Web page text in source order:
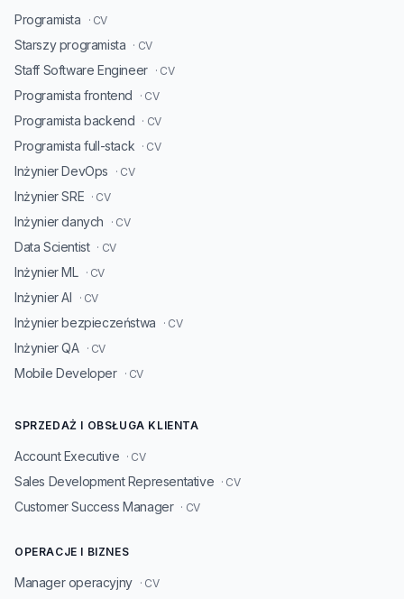
Programista · CV
Starszy programista · CV
Staff Software Engineer · CV
Programista frontend · CV
Programista backend · CV
Programista full-stack · CV
Inżynier DevOps · CV
Inżynier SRE · CV
Inżynier danych · CV
Data Scientist · CV
Inżynier ML · CV
Inżynier AI · CV
Inżynier bezpieczeństwa · CV
Inżynier QA · CV
Mobile Developer · CV
SPRZEDAŻ I OBSŁUGA KLIENTA
Account Executive · CV
Sales Development Representative · CV
Customer Success Manager · CV
OPERACJE I BIZNES
Manager operacyjny · CV